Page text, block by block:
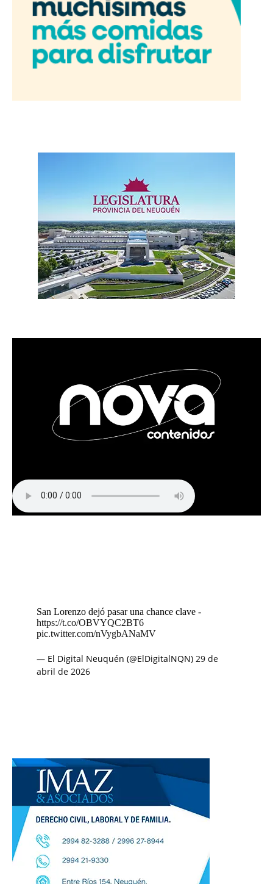
San Lorenzo dejó pasar una chance clave -
https://t.co/OBVYQC2BT6
pic.twitter.com/nVygbANaMV
— El Digital Neuquén (@ElDigitalNQN) 29 de
abril de 2026